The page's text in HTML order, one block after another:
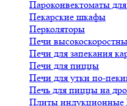
Пароконвектоматы
Пекарские шкафы
Перколяторы
Печи
Печи для запекания
Печи для пиццы
Печи для утки по-
Печь для пиццы на
Плиты